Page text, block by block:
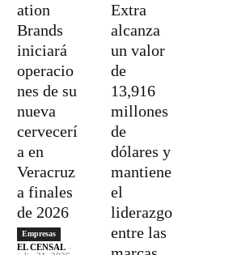
ation
Brands
iniciará
operacio
nes de su
nueva
cervecerí
a en
Veracruz
a finales
de 2026
Empresas
EL CENSAL -
Extra
alcanza
un valor
de
13,916
millones
de
dólares y
mantiene
el
liderazgo
entre las